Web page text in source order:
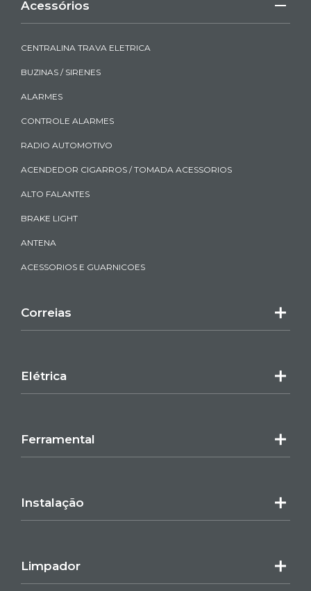
Acessórios
CENTRALINA TRAVA ELETRICA
BUZINAS / SIRENES
ALARMES
CONTROLE ALARMES
RADIO AUTOMOTIVO
ACENDEDOR CIGARROS / TOMADA ACESSORIOS
ALTO FALANTES
BRAKE LIGHT
ANTENA
ACESSORIOS E GUARNICOES
Correias
Elétrica
Ferramental
Instalação
Limpador